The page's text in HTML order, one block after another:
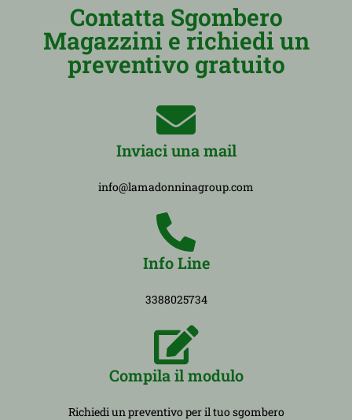
Contatta Sgombero
Magazzini e richiedi un
preventivo gratuito
Inviaci una mail
info@lamadonninagroup.com
Info Line
3388025734
Compila il modulo
Richiedi un preventivo per il tuo sgombero